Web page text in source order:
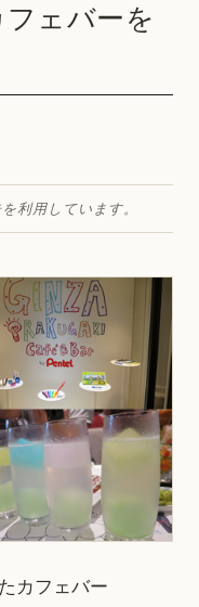
ェバーを
利用しています。
カフェバー